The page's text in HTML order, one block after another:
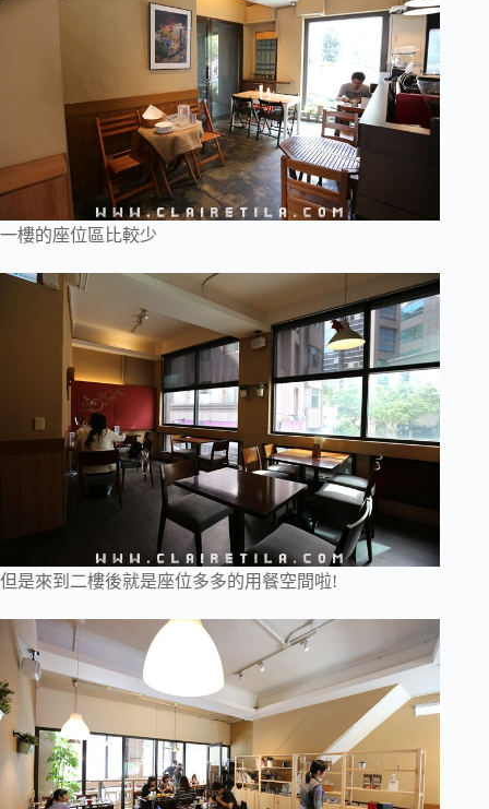
一樓的座位區比較少
但是來到二樓後就是座位多多的用餐空間啦!